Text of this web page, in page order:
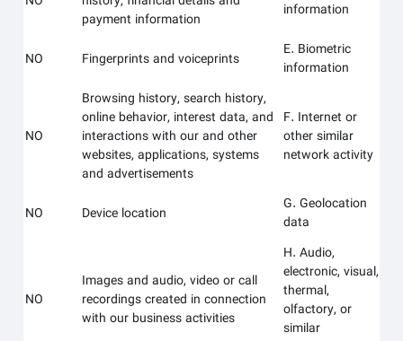
information
payment information
E. Biometric
information
Fingerprints and voiceprints
NO
F. Internet or
other similar
network activity
Browsing history, search history,
online behavior, interest data, and
interactions with our and other
websites, applications, systems
and advertisements
NO
G. Geolocation
data
Device location
NO
H. Audio,
electronic, visual,
thermal,
olfactory, or
similar
Images and audio, video or call
recordings created in connection
with our business activities
NO